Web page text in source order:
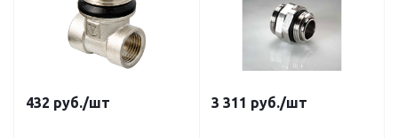
432 руб./шт 3 311 руб./шт